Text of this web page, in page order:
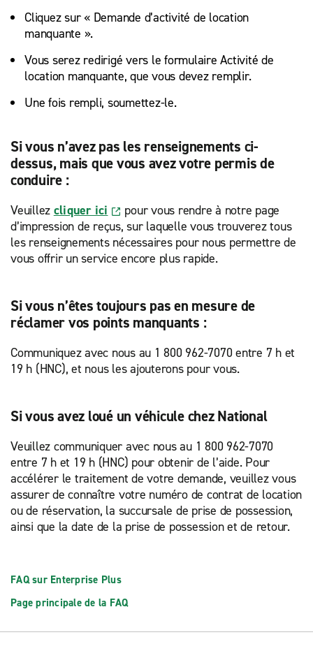
Cliquez sur « Demande d’activité de location
manquante ».
Vous serez redirigé vers le formulaire Activité de
location manquante, que vous devez remplir.
Une fois rempli, soumettez-le.
Si vous n’avez pas les renseignements ci-
dessus, mais que vous avez votre permis de
conduire :
Veuillez cliquer ici
pour vous rendre à notre page
d’impression de reçus, sur laquelle vous trouverez tous
les renseignements nécessaires pour nous permettre de
vous offrir un service encore plus rapide.
Si vous n’êtes toujours pas en mesure de
réclamer vos points manquants :
Communiquez avec nous au 1 800 962-7070 entre 7 h et
19 h (HNC), et nous les ajouterons pour vous.
Si vous avez loué un véhicule chez National
Veuillez communiquer avec nous au 1 800 962-7070
entre 7 h et 19 h (HNC) pour obtenir de l’aide. Pour
accélérer le traitement de votre demande, veuillez vous
assurer de connaître votre numéro de contrat de location
ou de réservation, la succursale de prise de possession,
ainsi que la date de la prise de possession et de retour.
FAQ sur Enterprise Plus
Page principale de la FAQ